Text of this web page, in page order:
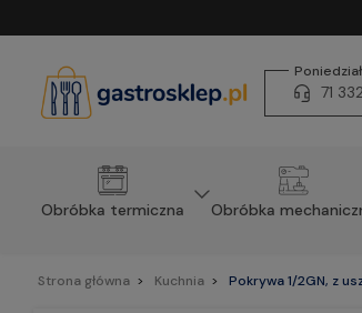
71
Obróbka termiczna Obróbka
Strona główna Kuchnia Pokrywa 1/2GN, z